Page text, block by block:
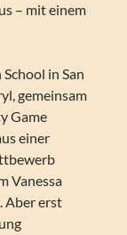
– mit einem
in San
gemeinsam
Game
einer
Vanessa
Aber erst